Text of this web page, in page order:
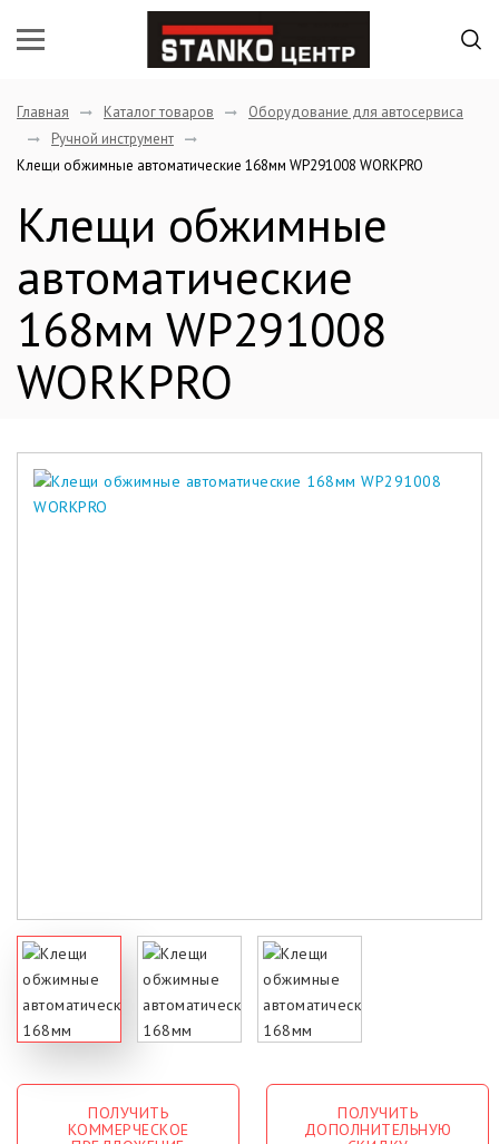
Главная Каталог товаров
Оборудование для автосервиса
Ручной инструмент
Клещи обжимные автоматические 168мм WP291008 WORKPRO
Клещи обжимные
автоматические
168мм WP291008
WORKPRO
ПОЛУЧИТЬ
КОММЕРЧЕСКОЕ
ПОЛУЧИТЬ
ДОПОЛНИТЕЛЬНУЮ